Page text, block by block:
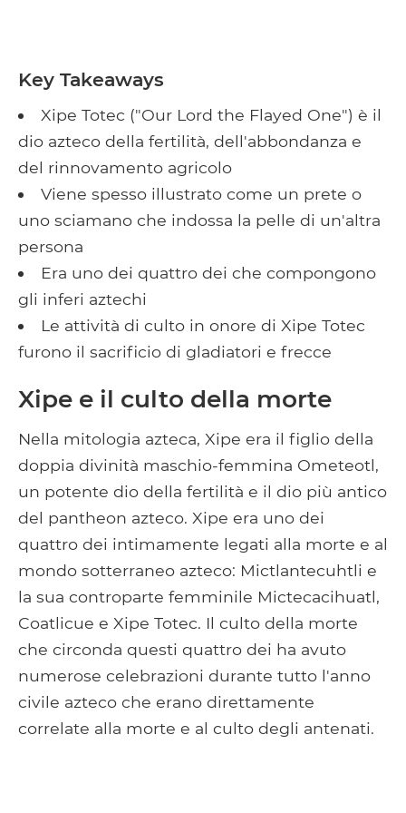
Key Takeaways
Xipe Totec ("Our Lord the Flayed One") è il
dio azteco della fertilità, dell'abbondanza e
del rinnovamento agricolo
Viene spesso illustrato come un prete o
uno sciamano che indossa la pelle di un'altra
persona
Era uno dei quattro dei che compongono
gli inferi aztechi
Le attività di culto in onore di Xipe Totec
furono il sacrificio di gladiatori e frecce
Xipe e il culto della morte
Nella mitologia azteca, Xipe era il figlio della
doppia divinità maschio-femmina Ometeotl,
un potente dio della fertilità e il dio più antico
del pantheon azteco. Xipe era uno dei
quattro dei intimamente legati alla morte e al
mondo sotterraneo azteco: Mictlantecuhtli e
la sua controparte femminile Mictecacihuatl,
Coatlicue e Xipe Totec. Il culto della morte
che circonda questi quattro dei ha avuto
numerose celebrazioni durante tutto l'anno
civile azteco che erano direttamente
correlate alla morte e al culto degli antenati.